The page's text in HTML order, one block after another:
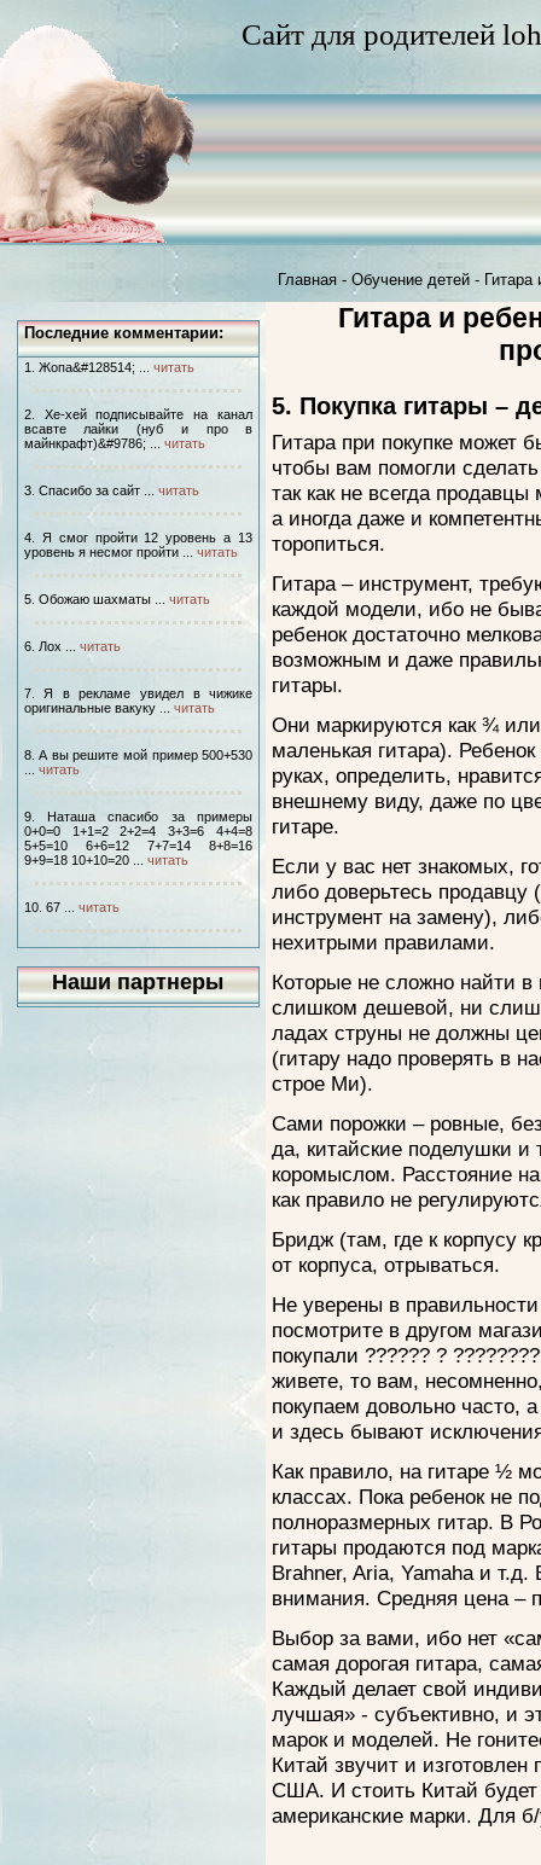
Сайт для родителей
Главная - Обучение детей - Гитара
Последние комментарии:
1. Жопа&#128514; ... читать
2. Хе-хей подписывайте на канал
всавте лайки (нуб и про в
майнкрафт)&#9786; ... читать
3. Спасибо за сайт ... читать
4. Я смог пройти 12 уровень а 13
уровень я несмог пройти ... читать
5. Обожаю шахматы ... читать
6. Лох ... читать
7. Я в рекламе увидел в чижике
оригинальные вакуку ... читать
8. А вы решите мой пример 500+530
читать
9. Наташа спасибо за примеры
0+0=0 1+1=2 2+2=4 3+3=6 4+4=8
5+5=10 6+6=12 7+7=14 8+8=16
9+9=18 10+10=20 ... читать
10. 67 ... читать
Наши партнеры
Гитара и
5. Покупка гитары –
Гитара при покупке может
чтобы вам помогли
так как не всегда
а иногда даже и
торопиться.
Гитара – инструмент,
каждой модели, ибо не
ребенок достаточно
возможным и даже
гитары.
Они маркируются как ¾
маленькая гитара).
руках, определить,
внешнему виду, даже по
гитаре.
Если у вас нет знакомых,
либо доверьтесь продавцу
инструмент на замену),
нехитрыми правилами.
Которые не сложно найти в
слишком дешевой, ни
ладах струны не должны
(гитару надо проверять в
строе Ми).
Сами порожки – ровные,
да, китайские поделушки
коромыслом. Расстояние
как правило не
Бридж (там, где к корпусу
от корпуса, отрываться.
Не уверены в
посмотрите в другом
покупали ?????? ?
живете, то вам,
покупаем довольно часто,
и здесь бывают
Как правило, на гитаре ½
классах. Пока ребенок не
полноразмерных гитар. В
гитары продаются под
Brahner, Aria, Yamaha и
внимания. Средняя цена –
Выбор за вами, ибо нет
самая дорогая гитара,
Каждый делает свой
лучшая» - субъективно, и
марок и моделей. Не
Китай звучит и
США. И стоить Китай
американские марки. Для